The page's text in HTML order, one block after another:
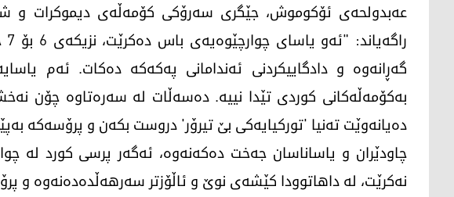
گەڕانەوە و دادگاییکردنی ئەندامانی پەکەکە دەکات. ئەم
بەکۆمەڵەکانی کوردی تێدا نییە. دەسەڵات لە سەرەتاوە چۆن
دەیانەوێت تەنیا 'تورکیایەکی بێ تیرۆر' دروست بکەن و پرۆسەکە
چاودێران و یاساناسان جەخت دەکەنەوە، ئەگەر پرسی کورد لە
نەکرێت، لە داهاتوودا کێشەی نوێ و ئاڵۆزتر سەرهەڵدەدەنەوە و